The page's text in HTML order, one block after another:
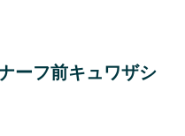
ーフ前キュワザシ